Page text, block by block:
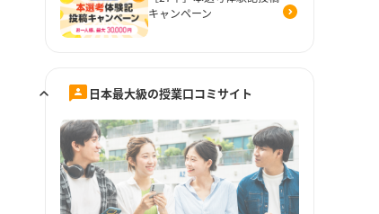
キャンペーン
日本最大級の授業口コミサイト